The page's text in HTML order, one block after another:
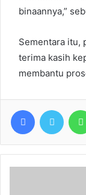
binaannya,”
Sementara itu,
terima kasih
membantu
FacebookTwitter